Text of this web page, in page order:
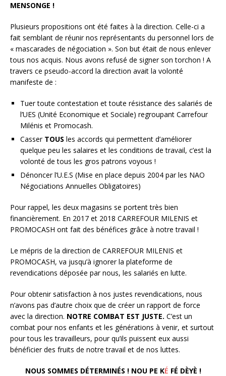
MENSONGE !
Plusieurs propositions ont été faites à la direction. Celle-ci a
fait semblant de réunir nos représentants du personnel lors de
« mascarades de négociation ». Son but était de nous enlever
tous nos acquis. Nous avons refusé de signer son torchon ! A
travers ce pseudo-accord la direction avait la volonté
manifeste de :
Tuer toute contestation et toute résistance des salariés de
l’UES (Unité Economique et Sociale) regroupant Carrefour
Milénis et Promocash.
Casser TOUS les accords qui permettent d’améliorer
quelque peu les salaires et les conditions de travail, c’est la
volonté de tous les gros patrons voyous !
Dénoncer l’U.E.S (Mise en place depuis 2004 par les NAO
Négociations Annuelles Obligatoires)
Pour rappel, les deux magasins se portent très bien
financièrement. En 2017 et 2018 CARREFOUR MILENIS et
PROMOCASH ont fait des bénéfices grâce à notre travail !
Le mépris de la direction de CARREFOUR MILENIS et
PROMOCASH, va jusqu’à ignorer la plateforme de
revendications déposée par nous, les salariés en lutte.
Pour obtenir satisfaction à nos justes revendications, nous
n’avons pas d’autre choix que de créer un rapport de force
avec la direction. NOTRE COMBAT EST JUSTE. C’est un
combat pour nos enfants et les générations à venir, et surtout
pour tous les travailleurs, pour qu’ils puissent eux aussi
bénéficier des fruits de notre travail et de nos luttes.
NOUS SOMMES DÉTERMINÉS ! NOU PE KÉ FÉ DÈYÈ !